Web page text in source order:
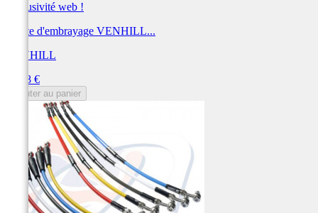
Exclusivité web !
Durite d'embrayage VENHILL...
VENHILL
55,28 €
Ajouter au panier